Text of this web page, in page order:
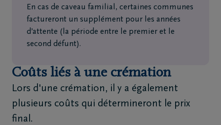
En cas de caveau familial, certaines communes
factureront un supplément pour les années
d’attente (la période entre le premier et le
second défunt).
Coûts liés à une crémation
Lors d'une crémation, il y a également
plusieurs coûts qui détermineront le prix
final.